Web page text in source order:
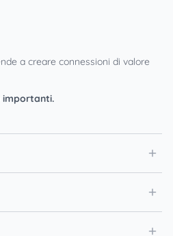
a creare connessioni di valore
importanti.